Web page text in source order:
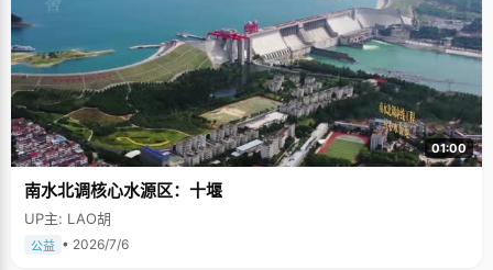
01:00
南水北调核心水源区：十堰
UP主: LAO胡
公益 • 2026/7/6